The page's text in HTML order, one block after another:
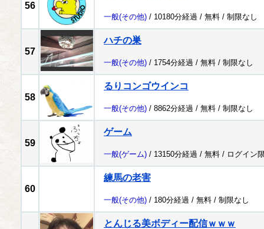
56
一般(その他) / 10180分経過 / 無料 / 制限なし
57
ハチの巣
一般(その他) / 1754分経過 / 無料 / 制限なし
58
るりコンゴウインコ
一般(その他) / 8862分経過 / 無料 / 制限なし
59
ゲーム
一般(ゲーム) / 13150分経過 / 無料 / ログイン
60
練馬の老害
一般(その他) / 180分経過 / 無料 / 制限なし
とんじる美ボディー配信ｗｗｗ